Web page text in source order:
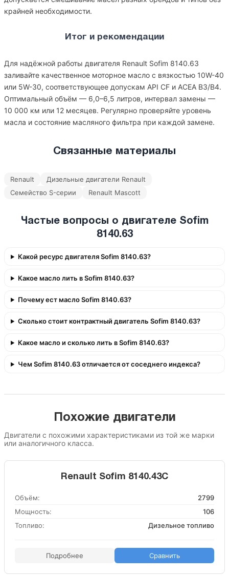
крайней необходимости.
Итог и рекомендации
Для надёжной работы двигателя Renault Sofim 8140.63
заливайте качественное моторное масло с вязкостью 10W-40
или 5W-30, соответствующее допускам API CF и ACEA B3/B4.
Оптимальный объём — 6,0–6,5 литров, интервал замены —
10 000 км или 12 месяцев. Регулярно проверяйте уровень
масла и состояние масляного фильтра при каждой замене.
Связанные материалы
Renault
Дизельные двигатели Renault
Семейство S-серии
Renault Mascott
Частые вопросы о двигателе Sofim
8140.63
Какой ресурс двигателя Sofim 8140.63?
Какое масло лить в Sofim 8140.63?
Почему ест масло Sofim 8140.63?
Сколько стоит контрактный двигатель Sofim 8140.63?
Какое масло и сколько лить в Sofim 8140.63?
Чем Sofim 8140.63 отличается от соседнего индекса?
Похожие двигатели
Двигатели с похожими характеристиками из той же марки
или аналогичного класса.
Renault Sofim 8140.43C
Объём:
2799
Мощность:
106
Топливо:
Дизельное топливо
Подробнее Сравнить